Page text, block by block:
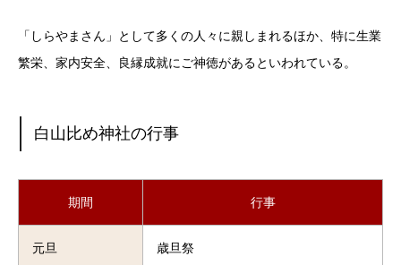
「しらやまさん」として多くの人々に親しまれるほか、 特に生業
繁栄、家内安全、良縁成就にご神徳があるといわれている。
白山比め神社の行事
期間 行事
元旦 歳旦祭